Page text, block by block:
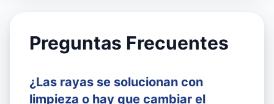
Preguntas Frecuentes
¿Las rayas se solucionan con
limpieza o hay que cambiar el